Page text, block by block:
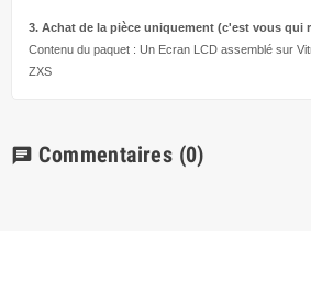
3. Achat de la pièce uniquement (c'est vous qui
Contenu du paquet : Un Ecran LCD assemblé sur
ZXS
chat Commentaires (0)